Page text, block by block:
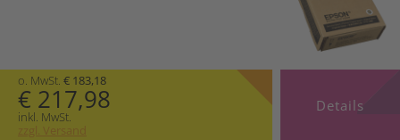
o. MwSt. € 183,18
€ 217,98
inkl. MwSt.
zzgl. Versand
Details